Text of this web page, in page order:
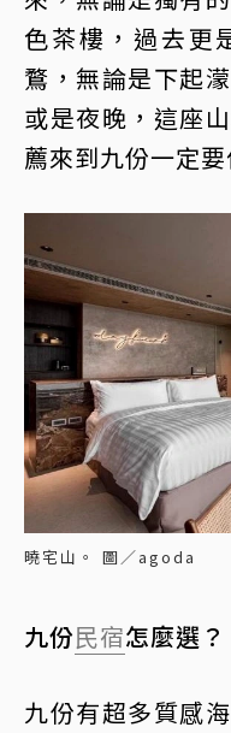
色茶樓，過去更
鶩，無論是下起
或是夜晚，這座
薦來到九份一定
曉宅山。 圖／agoda
九份民宿怎麼選？
九份有超多質感